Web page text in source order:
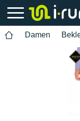
Damen